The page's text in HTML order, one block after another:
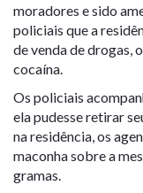
moradores e sido
policiais que a
de venda de drogas,
cocaína.
Os policiais
ela pudesse retirar
na residência, os
maconha sobre a
gramas.